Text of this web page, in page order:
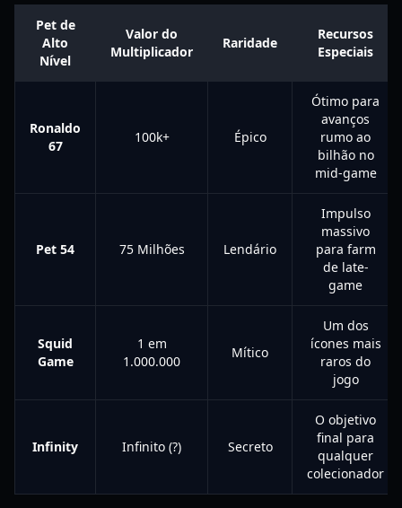
Pet de
Alto
Nível
Valor do
Multiplicador
Raridade
Recursos
Especiais
Ronaldo
67
100k+ Épico
Ótimo para
avanços
rumo ao
bilhão no
mid-game
Pet 54 75 Milhões Lendário
Impulso
massivo
para farm
de late-
game
Squid
Game
1 em
1.000.000
Mítico
Um dos
ícones mais
raros do
jogo
Infinity Infinito (?) Secreto
O objetivo
final para
qualquer
colecionador